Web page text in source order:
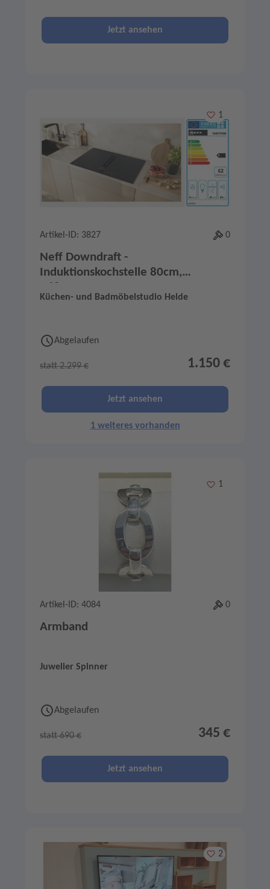
Jetzt ansehen
Merken
1
Artikel-ID: 3827 0
Neff Downdraft -
Induktionskochstelle 80cm,
Küchen- und Badmöbelstudio Helde
Abgelaufen
statt 2.299 € 1.150 €
Jetzt ansehen
1 weiteres vorhanden
Merken
1
Artikel-ID: 4084 0
Armband
Juwelier Spinner
Abgelaufen
statt 690 € 345 €
Jetzt ansehen
Merken
2